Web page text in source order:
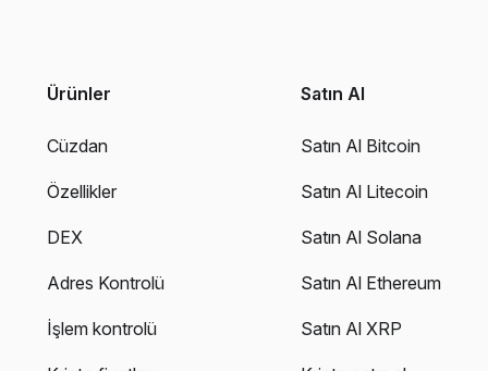
Ürünler
Cüzdan
Özellikler
DEX
Adres Kontrolü
İşlem kontrolü
Satın Al
Satın Al Bitcoin
Satın Al Litecoin
Satın Al Solana
Satın Al Ethereum
Satın Al XRP